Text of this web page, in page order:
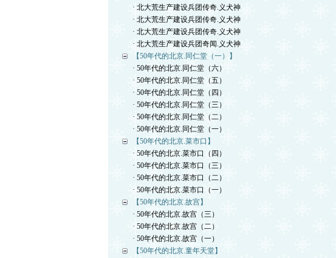
· 北大荒生产建设兵团传奇.义犬神
· 北大荒生产建设兵团传奇.义犬神
· 北大荒生产建设兵团传奇.义犬神
· 北大荒生产建设兵团奇闻.义犬神
【50年代的北京.同仁堂（一）】
· 50年代的北京.同仁堂（六）
· 50年代的北京.同仁堂（五）
· 50年代的北京.同仁堂（四）
· 50年代的北京.同仁堂（三）
· 50年代的北京.同仁堂（二）
· 50年代的北京.同仁堂（一）
【50年代的北京.菜市口】
· 50年代的北京.菜市口（四）
· 50年代的北京.菜市口（三）
· 50年代的北京.菜市口（二）
· 50年代的北京.菜市口（一）
【50年代的北京.故宫】
· 50年代的北京.故宫（三）
· 50年代的北京.故宫（二）
· 50年代的北京.故宫（一）
【50年代的北京.童年天堂】